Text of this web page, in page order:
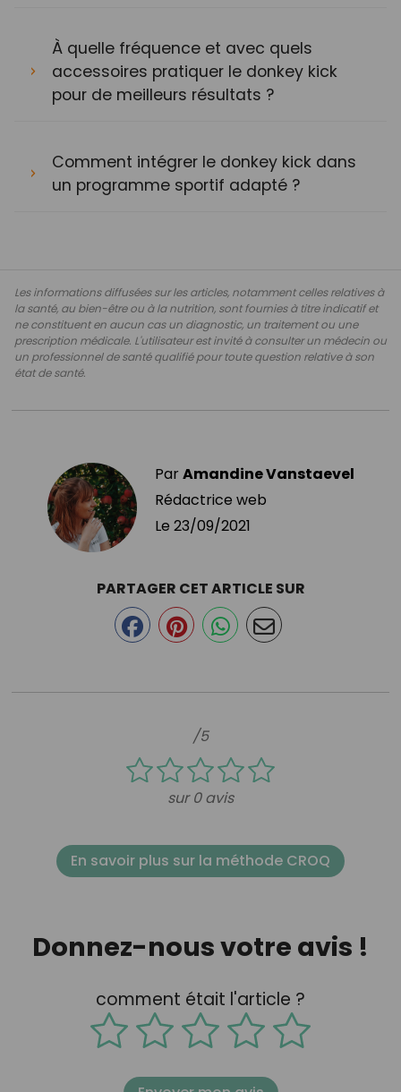
À quelle fréquence et avec quels
accessoires pratiquer le donkey kick
pour de meilleurs résultats ?
Comment intégrer le donkey kick dans
un programme sportif adapté ?
Les informations diffusées sur les articles, notamment celles relatives à
la santé, au bien-être ou à la nutrition, sont fournies à titre indicatif et
ne constituent en aucun cas un diagnostic, un traitement ou une
prescription médicale. L'utilisateur est invité à consulter un médecin ou
un professionnel de santé qualifié pour toute question relative à son
état de santé.
ParAmandine Vanstaevel
Rédactrice web
Le 23/09/2021
/5
sur 0 avis
PARTAGER CET ARTICLE SUR
En savoir plus sur la méthode CROQ
Donnez-nous votre avis !
comment était l'article ?